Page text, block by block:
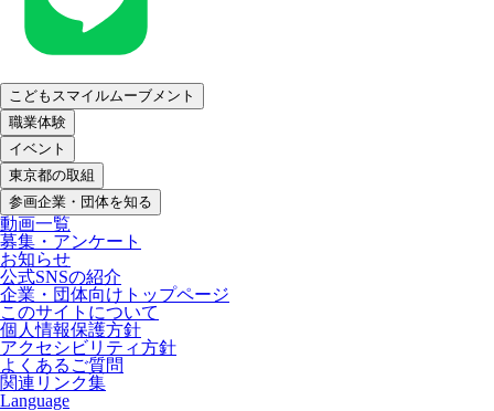
こどもスマイルムーブメント
職業体験
イベント
東京都の取組
参画企業・団体を知る
動画一覧
募集・アンケート
お知らせ
公式SNSの紹介
企業・団体向けトップページ
このサイトについて
個人情報保護方針
アクセシビリティ方針
よくあるご質問
関連リンク集
Language